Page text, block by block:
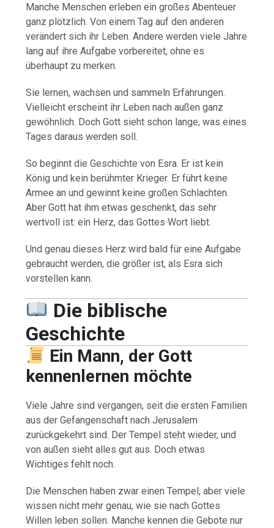
Manche Menschen erleben ein großes Abenteuer
ganz plötzlich. Von einem Tag auf den anderen
verändert sich ihr Leben. Andere werden viele Jahre
lang auf ihre Aufgabe vorbereitet, ohne es
überhaupt zu merken.
Sie lernen, wachsen und sammeln Erfahrungen.
Vielleicht erscheint ihr Leben nach außen ganz
gewöhnlich. Doch Gott sieht schon lange, was eines
Tages daraus werden soll.
So beginnt die Geschichte von Esra. Er ist kein
König und kein berühmter Krieger. Er führt keine
Armee an und gewinnt keine großen Schlachten.
Aber Gott hat ihm etwas geschenkt, das sehr
wertvoll ist: ein Herz, das Gottes Wort liebt.
Und genau dieses Herz wird bald für eine Aufgabe
gebraucht werden, die größer ist, als Esra sich
vorstellen kann.
Die biblische
Geschichte
Ein Mann, der Gott
kennenlernen möchte
Viele Jahre sind vergangen, seit die ersten Familien
aus der Gefangenschaft nach Jerusalem
zurückgekehrt sind. Der Tempel steht wieder, und
von außen sieht alles gut aus. Doch etwas
Wichtiges fehlt noch.
Die Menschen haben zwar einen Tempel, aber viele
wissen nicht mehr genau, wie sie nach Gottes
Willen leben sollen. Manche kennen die Gebote nur